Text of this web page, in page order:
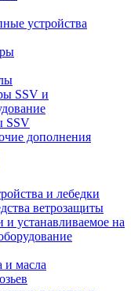
устройства
SSV и
SSV
дополнения
и лебедки
ветрозащиты
устанавливаемое на
и масла